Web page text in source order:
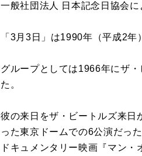
一般社団法人 日本記念日協会
「3月3日」は1990年（平成2
グループとしては1966年にザ
た。
彼の来日をザ・ビートルズ来日
った東京ドームでの6公演だっ
ドキュメンタリー映画『マン・